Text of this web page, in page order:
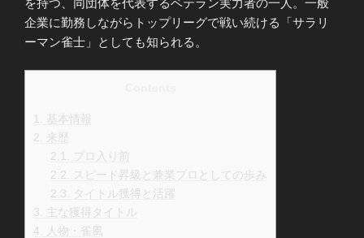
企業に勤務しながらトップリーグで戦い続ける「サラリ
ーマン雀士」としても知られる。
1.
基本情報
2.
来歴
2.1.
プロ入り前
2.2.
スピード昇級と兼業プロとしての歩み
2.3.
タイトル獲得と活躍
3.
主な獲得タイトル
4.
人物・雀風